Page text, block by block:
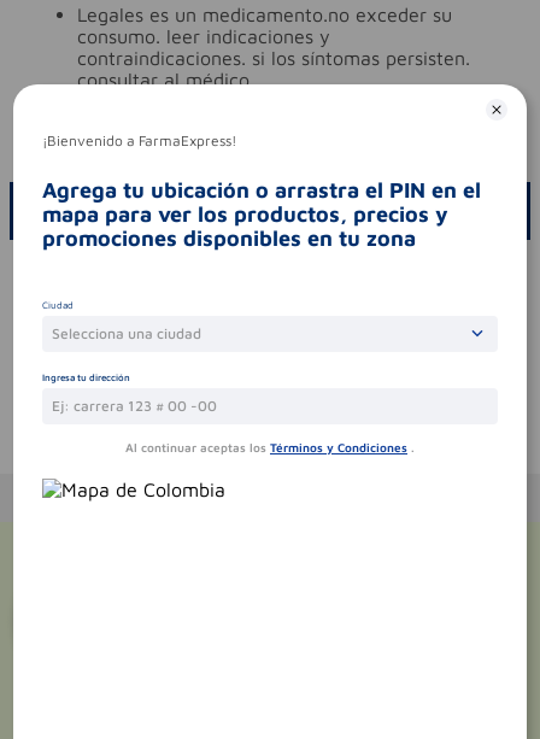
legales es un medicamento.no exceder su
consumo. leer indicaciones y
contraindicaciones. si los síntomas persisten.
consultar al médico.
codigo invima 2015m-0015708
ESCRIBE UN COMENTARIO
Sin comentarios.
¡Bienvenido a FarmaExpress!
Agrega tu ubicación o arrastra el PIN en el
mapa para ver los productos, precios y
promociones disponibles en tu zona
Ciudad
Selecciona una ciudad
Ingresa tu dirección
Al continuar aceptas los Términos y Condiciones .